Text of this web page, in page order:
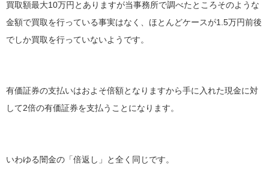
買取額最大10万円とありますが当事務所で調べたところそのような
金額で買取を行っている事実はなく、ほとんどケースが1.5万円前後
でしか買取を行っていないようです。
有価証券の支払いはおよそ倍額となりますから手に入れた現金に対
して2倍の有価証券を支払うことになります。
いわゆる闇金の「倍返し」と全く同じです。